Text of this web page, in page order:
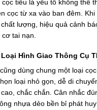
tiêu là yếu tố không thể
cọc từ xa vào ban đêm.
lượng, hiệu quả cảnh
cơ tai nạn.
Hình Giao Thông Cụ
dùng chung một loại
loại nhỏ gọn, dễ di
chắc chắn. Cân nhắc
nhựa dẻo bền bỉ phát